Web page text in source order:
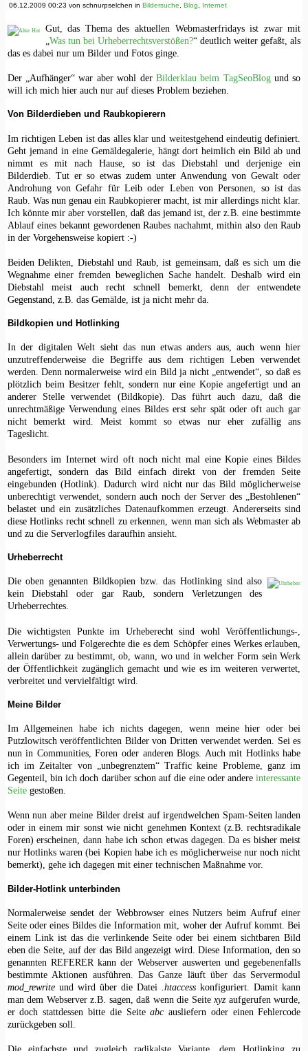
06.12.2009 00:23 von schnurpselchen in Bildersuche, Blog, Internet
Gut, das Thema des aktuellen Webmasterfridays ist zwar mit
Was tun bei Urheberrechtsverstößen?“ deutlich weiter gefaßt, als
das es dabei nur um Bilder und Fotos ginge.
Der „Aufhänger“ war aber wohl der Bilderklau beim TagSeoBlogund so
will ich mich hier auch nur auf dieses Problem beziehen.
Von Bilderdieben und Raubkopierern
Im richtigen Leben ist das alles klar und weitestgehend eindeutig definiert.
Geht jemand in eine Gemäldegalerie, hängt dort heimlich ein Bild ab und
nimmt es mit nach Hause, so ist das Diebstahl und derjenige ein
Bilderdieb. Tut er so etwas zudem unter Anwendung von Gewalt oder
Androhung von Gefahr für Leib oder Leben von Personen, so ist das
Raub. Was nun genau ein Raubkopierer macht, ist mir allerdings nicht klar.
Ich könnte mir aber vorstellen, daß das jemand ist, der z.B. eine bestimmte
Ablauf eines bekannt gewordenen Raubes nachahmt, mithin also den Raub
in der Vorgehensweise kopiert :-)
Beiden Delikten, Diebstahl und Raub, ist gemeinsam, daß es sich um die
Wegnahme einer fremden beweglichen Sache handelt. Deshalb wird ein
Diebstahl meist auch recht schnell bemerkt, denn der entwendete
Gegenstand, z.B. das Gemälde, ist ja nicht mehr da.
Bildkopien und Hotlinking
In der digitalen Welt sieht das nun etwas anders aus, auch wenn hier
unzutreffenderweise die Begriffe aus dem richtigen Leben verwendet
werden. Denn normalerweise wird ein Bild ja nicht „entwendet“, so daß es
plötzlich beim Besitzer fehlt, sondern nur eine Kopie angefertigt und an
anderer Stelle verwendet (Bildkopie). Das führt auch dazu, daß die
unrechtmäßige Verwendung eines Bildes erst sehr spät oder oft auch gar
nicht bemerkt wird. Meist kommt so etwas nur eher zufällig ans
Tageslicht.
Besonders im Internet wird oft noch nicht mal eine Kopie eines Bildes
angefertigt, sondern das Bild einfach direkt von der fremden Seite
eingebunden (Hotlink). Dadurch wird nicht nur das Bild möglicherweise
unberechtigt verwendet, sondern auch noch der Server des „Bestohlenen“
belastet und ein zusätzliches Datenaufkommen erzeugt. Andererseits sind
diese Hotlinks recht schnell zu erkennen, wenn man sich als Webmaster ab
und zu die Serverlogfiles daraufhin ansieht.
Urheberrecht
Die oben genannten Bildkopien bzw. das Hotlinking sind also
kein Diebstahl oder gar Raub, sondern Verletzungen des
Urheberrechtes.
Die wichtigsten Punkte im Urheberecht sind wohl Veröffentlichungs-,
Verwertungs- und Folgerechte die es dem Schöpfer eines Werkes erlauben,
allein darüber zu bestimmt, ob, wann, wo und in welcher Form sein Werk
der Öffentlichkeit zugänglich gemacht und wie es im weiteren verwertet,
verbreitet und vervielfältigt wird.
Meine Bilder
Im Allgemeinen habe ich nichts dagegen, wenn meine hier oder bei
Putzlowitsch veröffentlichten Bilder von Dritten verwendet werden. Sei es
nun in Communities, Foren oder anderen Blogs. Auch mit Hotlinks habe
ich im Zeitalter von „unbegrenztem“ Traffic keine Probleme, ganz im
Gegenteil, bin ich doch darüber schon auf die eine oder andereinteressante
Seitegestoßen.
Wenn nun aber meine Bilder dreist auf irgendwelchen Spam-Seiten landen
oder in einem mir sonst wie nicht genehmen Kontext (z.B. rechtsradikale
Foren) erscheinen, dann habe ich schon etwas dagegen. Da es bisher meist
nur Hotlinks waren (bei Kopien habe ich es möglicherweise nur noch nicht
bemerkt), gehe ich dagegen mit einer technischen Maßnahme vor.
Bilder-Hotlink unterbinden
Normalerweise sendet der Webbrowser eines Nutzers beim Aufruf einer
Seite oder eines Bildes die Information mit, woher der Aufruf kommt. Bei
einem Link ist das die verlinkende Seite oder bei einem sichtbaren Bild
eben die Seite, auf der das Bild angezeigt wird. Diese Information, den so
genannten REFERER kann der Webserver auswerten und gegebenenfalls
bestimmte Aktionen ausführen. Das Ganze läuft über das Servermodul
mod_rewriteund wird über die Datei .htaccess konfiguriert. Damit kann
man dem Webserver z.B. sagen, daß wenn die Seitexyzaufgerufen wurde,
er doch stattdessen bitte die Seiteabc ausliefern oder einen Fehlercode
zurückgeben soll.